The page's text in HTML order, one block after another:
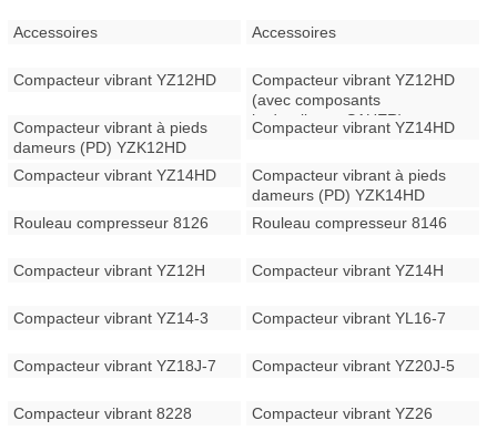
Accessoires Accessoires
Compacteur vibrant YZ12HD
Compacteur vibrant YZ12HD
(avec composants
hydrauliques SAUER)
Compacteur vibrant à pieds
dameurs (PD) YZK12HD
Compacteur vibrant YZ14HD
Compacteur vibrant YZ14HD
Compacteur vibrant à pieds
dameurs (PD) YZK14HD
Rouleau compresseur 8126
Rouleau compresseur 8146
Compacteur vibrant YZ12H Compacteur vibrant YZ14H
Compacteur vibrant YZ14-3 Compacteur vibrant YL16-7
Compacteur vibrant YZ18J-7 Compacteur vibrant YZ20J-5
Compacteur vibrant 8228 Compacteur vibrant YZ26